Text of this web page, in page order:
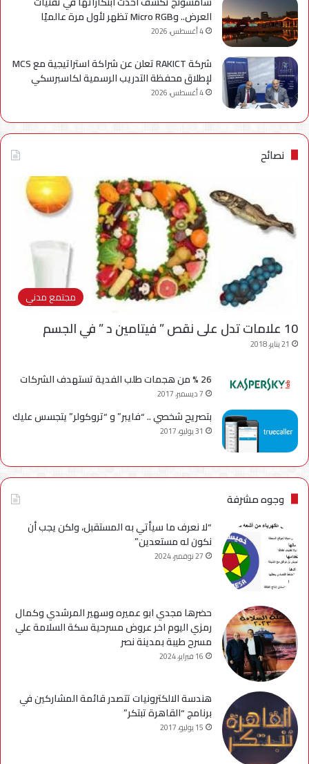
العرض.. وMicro RGB تظهر لأول مرة عالميًا
4 أغسطس، 2026
شركة RAKICT تعلن عن شراكة استراتيجية مع MCS
لإطلاق محفظة التدريب الرسمية لكاسبرسكي
4 أغسطس، 2026
نصائح
مجتمع مدني
10 علامات تدل على نقص ” فيتامين د ” في الجسم
21 يناير، 2018
26 % من هجمات طلب الفدية تستهدف الشركات
7 ديسمبر، 2017
بتصريح شخصي .. “فايبر” و “تروكولر” يتجسس عليك
31 يوليو، 2017
وجوه مشرفة
“لا نعرف ما سيأتي به المستقبل، ولكن يجب أن
نكون له مستعدين”
27 نوفمبر، 2024
حضرها مجدي ابو عميره وسهير المرشدي وكمال
رمزي اليوم اخر عروض مسرحية سكة السلامة علي
مسرح طيبة بمدينة نصر
16 فبراير، 2024
هندسة الالكترونيات تتصدر قائمة المشاركين في
برنامج “القاهرة تبتكر”
15 يوليو، 2017